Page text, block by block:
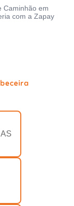
Caminhão em
com a Zapay